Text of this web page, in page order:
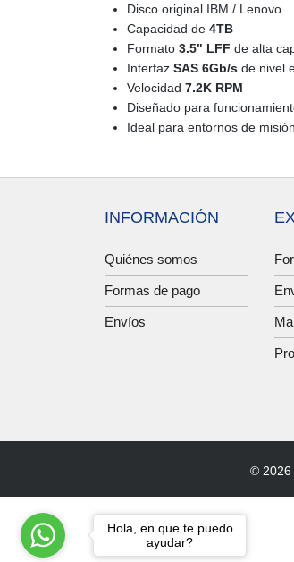
Disco original IBM / Lenovo
Capacidad de 4TB
Formato 3.5" LFF de alta
Interfaz SAS 6Gb/s de nivel
Velocidad 7.2K RPM
Diseñado para
Ideal para entornos de
INFORMACIÓN
Quiénes somos
Formas de pago
Envíos
© 2026
Hola, en que te puedo
ayudar?